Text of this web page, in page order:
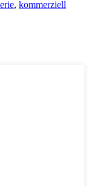
, kommerziell